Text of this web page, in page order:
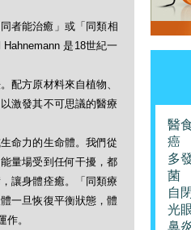
者能治癒」或「同類相
是18世紀一
配方原材料來自植物、
激發其不可思議的醫療
命力的生命體。我們從
量場受到任何干擾，都
讓身體痊癒。「同類療
一旦恢復平衡狀態，體
。
醫
癌
多
菌
自
光
鼻